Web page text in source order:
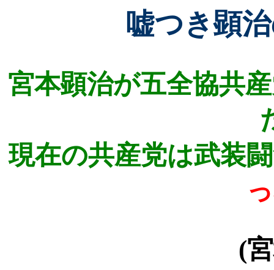
嘘つき顕
宮本顕治が五全協共
現在の共産党は武装
(